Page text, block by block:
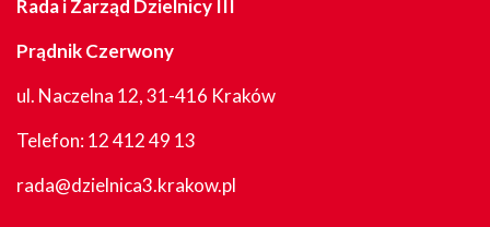
Rada i Zarząd Dzielnicy III
Prądnik Czerwony
ul. Naczelna 12, 31-416 Kraków
Telefon:12 412 49 13
rada@dzielnica3.krakow.pl